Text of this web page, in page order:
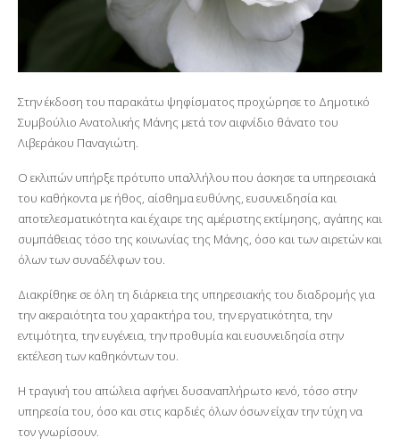
Στην έκδοση του παρακάτω ψηφίσματος προχώρησε το Δημοτικό
Συμβούλιο Ανατολικής Μάνης μετά τον αιφνίδιο θάνατο του
Λιβεράκου Παναγιώτη.
Ο εκλιπών υπήρξε πρότυπο υπαλλήλου που άσκησε τα υπηρεσιακά
του καθήκοντα με ήθος, αίσθημα ευθύνης, ευσυνειδησία και
αποτελεσματικότητα και έχαιρε της αμέριστης εκτίμησης, αγάπης και
συμπάθειας τόσο της κοινωνίας της Μάνης, όσο και των αιρετών και
όλων των συναδέλφων του.
Διακρίθηκε σε όλη τη διάρκεια της υπηρεσιακής του διαδρομής για
την ακεραιότητα του χαρακτήρα του, την εργατικότητα, την
εντιμότητα, την ευγένεια, την προθυμία και ευσυνειδησία στην
εκτέλεση των καθηκόντων του.
Η τραγική του απώλεια αφήνει δυσαναπλήρωτο κενό, τόσο στην
υπηρεσία του, όσο και στις καρδιές όλων όσων είχαν την τύχη να
τον γνωρίσουν.